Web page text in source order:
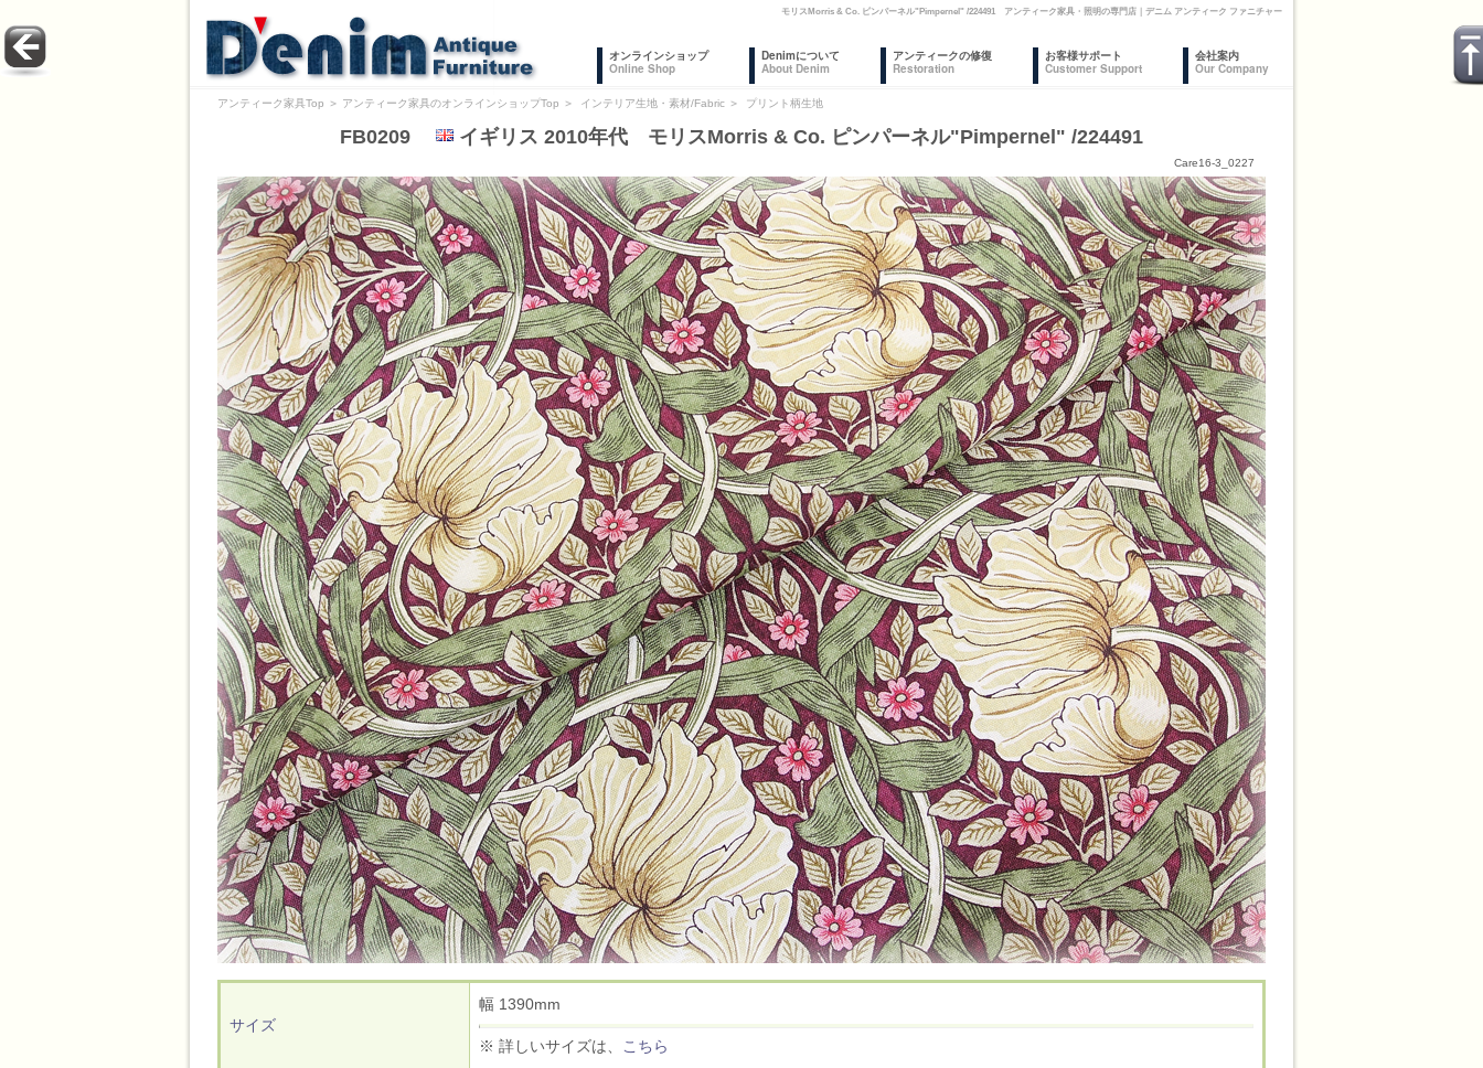
モリスMorris & Co. ピンパーネル"Pimpernel" /224491 アンティーク家具・照明の専門店｜デニム アンティーク ファニチャー
オンラインショップ
Online Shop
Denimについて
About Denim
アンティークの修復
Restoration
お客様サポート
Customer Support
会社案内
Our Company
アンティーク家具Top ＞ アンティーク家具のオンラインショップTop ＞ インテリア生地・素材/Fabric ＞ プリント柄生地
FB0209 イギリス 2010年代 モリスMorris & Co. ピンパーネル"Pimpernel" /224491
Care16-3_0227
サイズ
幅 1390mm
※ 詳しいサイズは、 こちら